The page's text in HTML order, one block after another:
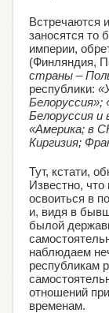
Встречаются
заносятся то
империи,
(Финляндия,
страны –
республики:
Белоруссия»;
Белоруссия и
«Америка; в
Киргизия;
Тут, кстати,
Известно, что
освоиться в
и, видя в
былой
наблюдаем
республикам
отношений
временам.